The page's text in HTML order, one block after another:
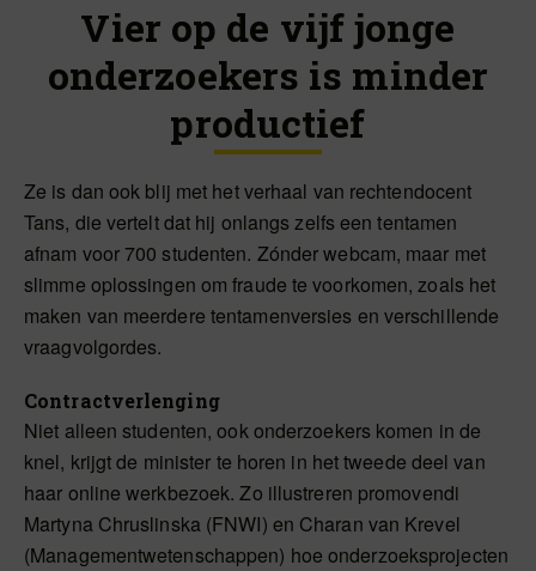
Vier op de vijf jonge
onderzoekers is minder
productief
Ze is dan ook blij met het verhaal van rechtendocent
Tans, die vertelt dat hij onlangs zelfs een tentamen
afnam voor 700 studenten. Zónder webcam, maar met
slimme oplossingen om fraude te voorkomen, zoals het
maken van meerdere tentamenversies en verschillende
vraagvolgordes.
Contractverlenging
Niet alleen studenten, ook onderzoekers komen in de
knel, krijgt de minister te horen in het tweede deel van
haar online werkbezoek. Zo illustreren promovendi
Martyna Chruslinska (FNWI) en Charan van Krevel
(Managementwetenschappen) hoe onderzoeksprojecten